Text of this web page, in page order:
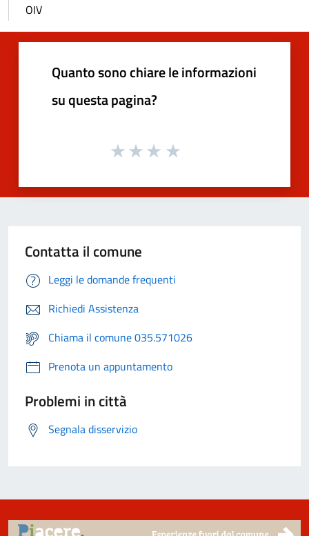
OIV
Quanto sono chiare le informazioni
su questa pagina?
Contatta il comune
Leggi le domande frequenti
Richiedi Assistenza
Chiama il comune 035.571026
Prenota un appuntamento
Problemi in città
Segnala disservizio